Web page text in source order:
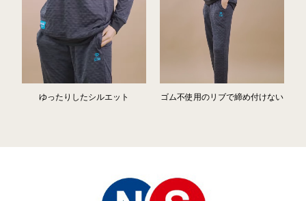
ゆったりしたシルエット ゴム不使用のリブで締め付けない